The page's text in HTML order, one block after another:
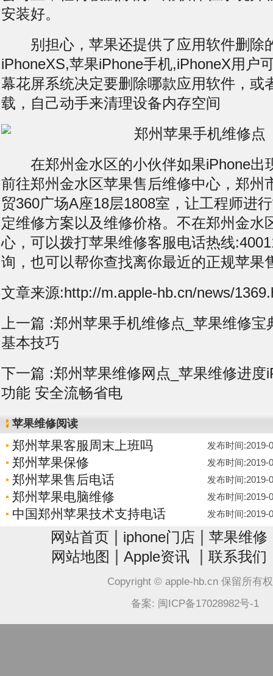
安装好。
别担心，苹果还提供了应用软件删除
iPhoneXS,苹果iPhone手机,iPhoneX用户
幕花屏系统决定要删除哪款应用软件，或
载，自己动手来清理设备内存空间
在郑州金水区的小伙伴如果iPhone出
前往郑州金水区苹果售后维修中心，郑州
贸360广场A座18层1808室，让工程师进
定维修方案以及维修价格。不在郑州金水
心，可以拨打苹果维修客服电话热线
询，也可以帮你查找离你最近的正规苹果
文章来源:http://m.apple-hb.cn/news/
上一篇 :郑州苹果手机维修点_苹果维修宝
基本技巧
下一篇 :郑州苹果维修网点_苹果维修进度
功能 安全流畅省电
苹果维修阅读
郑州苹果客服周末上班吗 发布时间:2019-
郑州苹果保修 发布时间:2019-
郑州苹果售后电话 发布时间:2019-
郑州苹果电脑维修 发布时间:2019-
中国郑州苹果技术支持电话 发布时间:2019-
网站首页 iphone门店 苹果维修
网站地图 Apple资讯 联系我们
Copyright © apple-hb.cn 保留所有
备案: 闽ICP备17028982号-1